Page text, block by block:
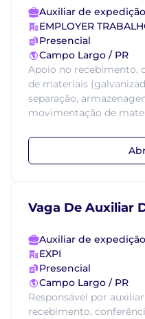
Auxiliar de expedição
EMPLOYER
Presencial
Campo Largo / PR
Apoio no recebimento,
de materiais
separação,
movimentação de
Vaga De Auxiliar
Auxiliar de expedição
EXPI
Presencial
Campo Largo / PR
Responsável por
recebimento,